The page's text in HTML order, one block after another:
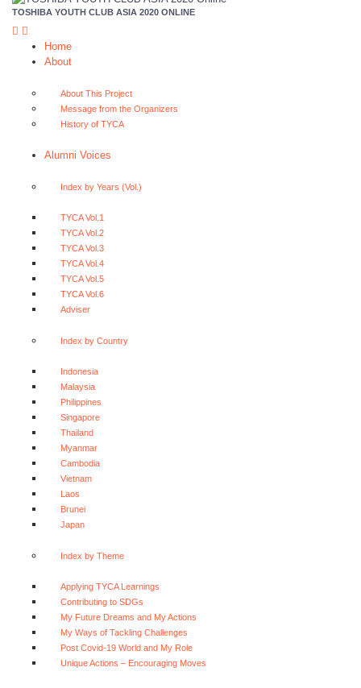
TOSHIBA YOUTH CLUB ASIA 2020 ONLINE
Home
About
About This Project
Message from the Organizers
History of TYCA
Alumni Voices
Index by Years (Vol.)
TYCA Vol.1
TYCA Vol.2
TYCA Vol.3
TYCA Vol.4
TYCA Vol.5
TYCA Vol.6
Adviser
Index by Country
Indonesia
Malaysia
Philippines
Singapore
Thailand
Myanmar
Cambodia
Vietnam
Laos
Brunei
Japan
Index by Theme
Applying TYCA Learnings
Contributing to SDGs
My Future Dreams and My Actions
My Ways of Tackling Challenges
Post Covid-19 World and My Role
Unique Actions – Encouraging Moves